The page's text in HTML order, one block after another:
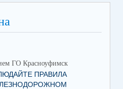
ГО Красноуфимск
ПРАВИЛА